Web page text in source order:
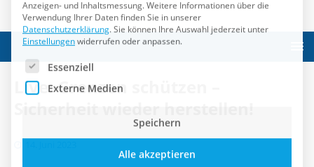
Live: Grenzen schützen –
Es folgt eine Liste der Service-Gruppen, für die eine
Essenziell
Externe Medien
Individuelle Datenschutzeinstellungen